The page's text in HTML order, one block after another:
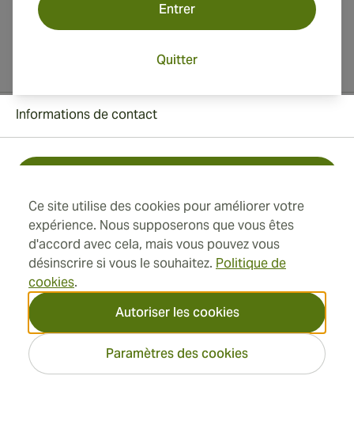
Ce site utilise des cookies pour améliorer votre
expérience. Nous supposerons que vous êtes
d'accord avec cela, mais vous pouvez vous
désinscrire si vous le souhaitez. Politique de
cookies.
Autoriser les cookies
Paramètres des cookies
Entrer
Quitter
Adresse
Informations
Informations de contact
+41 22 518 44 43
info@swisscubancigars.com